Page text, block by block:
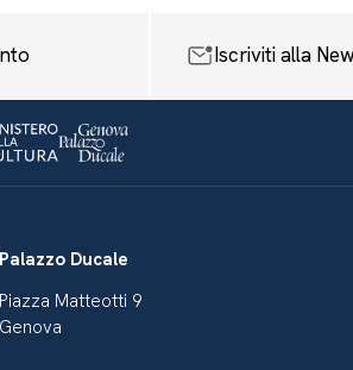
Iscriviti alla
Palazzo Ducale
Piazza Matteotti 9
Genova